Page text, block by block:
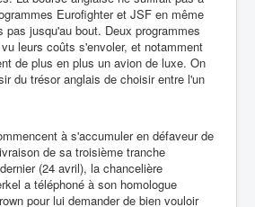
Eurofighter et JSF en même
jusqu'au bout. Deux programmes
leurs coûts s'envoler, et notamment
de plus en plus un avion de luxe. On
du trésor anglais de choisir entre l'un
à s'accumuler en défaveur de
de sa troisième tranche
(24 avril), la chancelière
a téléphoné à son homologue
pour lui demander de bien vouloir